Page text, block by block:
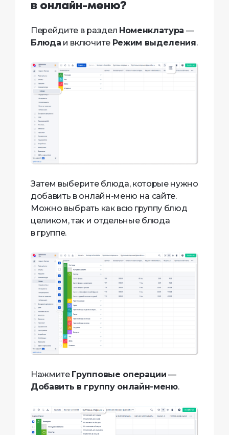
в онлайн-меню?
Перейдите в раздел Номенклатура —
Блюда и включите Режим выделения.
Затем выберите блюда, которые нужно
добавить в онлайн-меню на сайте.
Можно выбрать как всю группу блюд
целиком, так и отдельные блюда
в группе.
Нажмите Групповые операции —
Добавить в группу онлайн-меню.